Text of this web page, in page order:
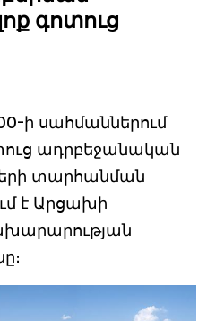
գոտուց
ի սահմաններում
ադրբեջանական
տարհանման
է Արցախի